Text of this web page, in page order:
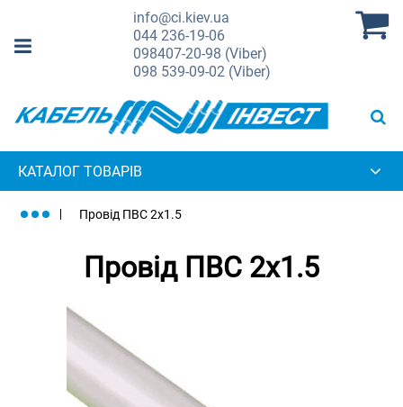
info@ci.kiev.ua
044236-19-06
098407-20-98 (Viber)
098 539-09-02 (Viber)
КАТАЛОГ ТОВАРІВ
Провід ПВС 2х1.5
Провід ПВС 2х1.5